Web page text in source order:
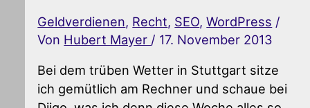
Geldverdienen, Recht, SEO,WordPress /
Von Hubert Mayer / 17. November 2013
Bei dem trüben Wetter in Stuttgart sitze
ich gemütlich am Rechner und schaue bei